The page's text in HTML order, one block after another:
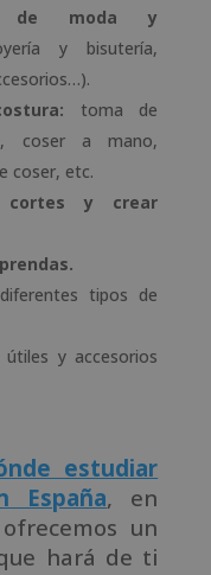
de moda y
y bisutería,
toma de
coser a mano,
coser, etc.
cortes y crear
tipos de
útiles y accesorios
estudiar
España, en
un
hará de ti